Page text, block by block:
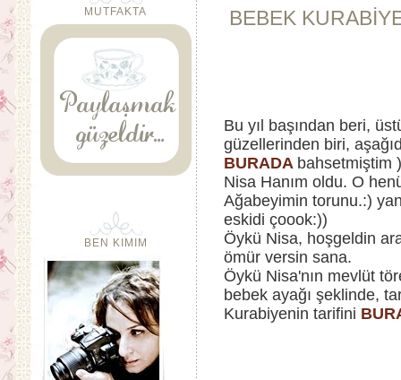
BEBEK
Bu yıl başından beri,
güzellerinden biri,
BURADA bahsetmiştim
Nisa Hanım oldu. O
Ağabeyimin torunu.:)
eskidi çoook:))
Öykü Nisa, hoşgeldin
ömür versin sana.
Öykü Nisa'nın mevlüt
bebek ayağı şeklinde,
Kurabiyenin tarifini
MUTFAKTA
BEN KIMIM